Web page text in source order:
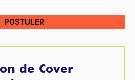
de Cover
POSTULER